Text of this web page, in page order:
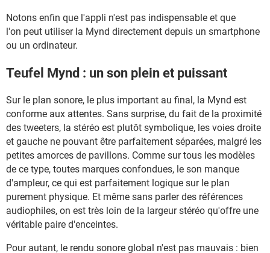
Notons enfin que l'appli n'est pas indispensable et que
l'on peut utiliser la Mynd directement depuis un smartphone
ou un ordinateur.
Teufel Mynd : un son plein et puissant
Sur le plan sonore, le plus important au final, la Mynd est
conforme aux attentes. Sans surprise, du fait de la proximité
des tweeters, la stéréo est plutôt symbolique, les voies droite
et gauche ne pouvant être parfaitement séparées, malgré les
petites amorces de pavillons. Comme sur tous les modèles
de ce type, toutes marques confondues, le son manque
d'ampleur, ce qui est parfaitement logique sur le plan
purement physique. Et même sans parler des références
audiophiles, on est très loin de la largeur stéréo qu'offre une
véritable paire d'enceintes.
Pour autant, le rendu sonore global n'est pas mauvais : bien